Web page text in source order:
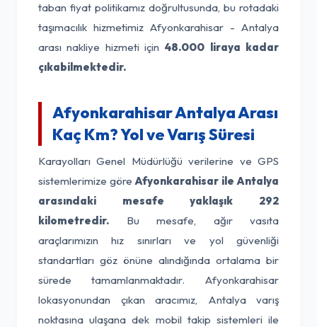
taban fiyat politikamız doğrultusunda, bu rotadaki
taşımacılık hizmetimiz Afyonkarahisar - Antalya
arası nakliye hizmeti için 48.000 liraya kadar
çıkabilmektedir.
Afyonkarahisar Antalya Arası
Kaç Km? Yol ve Varış Süresi
Karayolları Genel Müdürlüğü verilerine ve GPS
sistemlerimize göre Afyonkarahisar ile Antalya
arasındaki mesafe yaklaşık 292
kilometredir. Bu mesafe, ağır vasıta
araçlarımızın hız sınırları ve yol güvenliği
standartları göz önüne alındığında ortalama bir
sürede tamamlanmaktadır. Afyonkarahisar
lokasyonundan çıkan aracımız, Antalya varış
noktasına ulaşana dek mobil takip sistemleri ile